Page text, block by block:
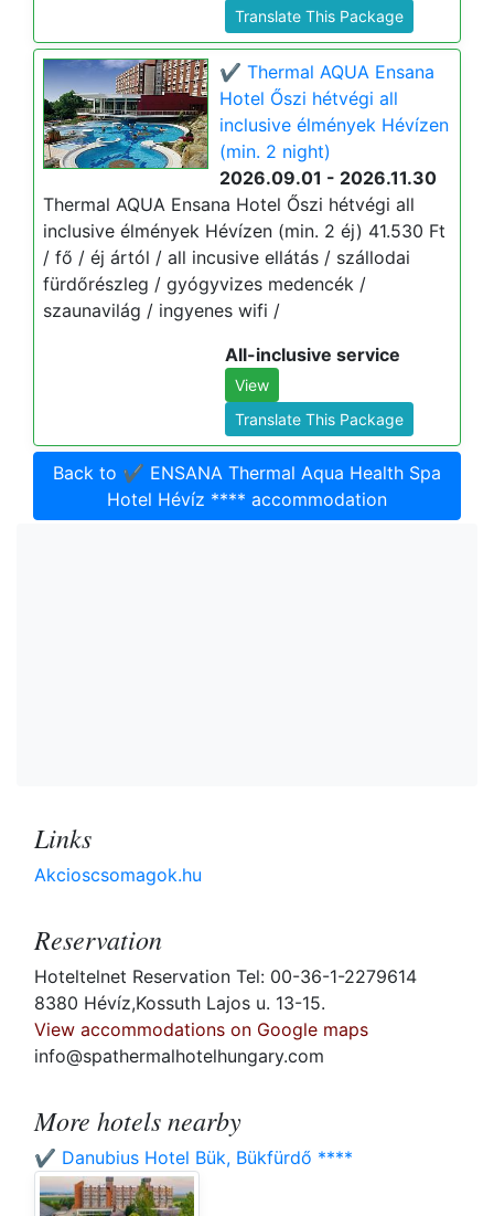
Translate This Package
✔️ Thermal AQUA Ensana
Hotel Őszi hétvégi all
inclusive élmények Hévízen
(min. 2 night)
2026.09.01 - 2026.11.30
Thermal AQUA Ensana Hotel Őszi hétvégi all
inclusive élmények Hévízen (min. 2 éj) 41.530 Ft
/ fő / éj ártól / all incusive ellátás / szállodai
fürdőrészleg / gyógyvizes medencék /
szaunavilág / ingyenes wifi /
All-inclusive service
View
Translate This Package
Back to ✔️ ENSANA Thermal Aqua Health Spa
Hotel Hévíz **** accommodation
Links
Akcioscsomagok.hu
Reservation
Hoteltelnet Reservation Tel: 00-36-1-2279614
8380 Hévíz,Kossuth Lajos u. 13-15.
View accommodations on Google maps
info@spathermalhotelhungary.com
More hotels nearby
✔️ Danubius Hotel Bük, Bükfürdő ****